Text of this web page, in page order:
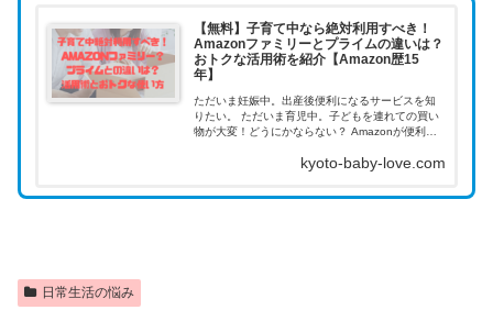
【無料】子育て中なら絶対利用すべき！
Amazonファミリーとプライムの違いは？
おトクな活用術を紹介【Amazon歴15
年】
ただいま妊娠中。出産後便利になるサービスを知
りたい。 ただいま育児中。子どもを連れての買い
物が大変！どうにかならない？ Amazonが便利っ
いかわからない。教えて！kyoto-baby-love.com
日常生活の悩み